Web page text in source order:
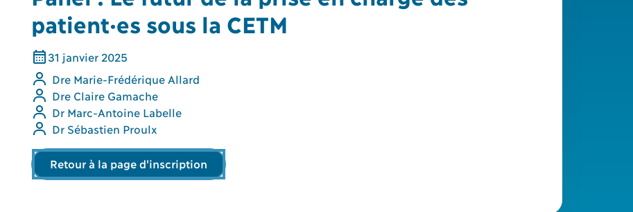
patient·es sous la CETM
31 janvier 2025
Dre Marie-Frédérique Allard
Dre Claire Gamache
Dr Marc-Antoine Labelle
Dr Sébastien Proulx
Retour à la page d'inscription